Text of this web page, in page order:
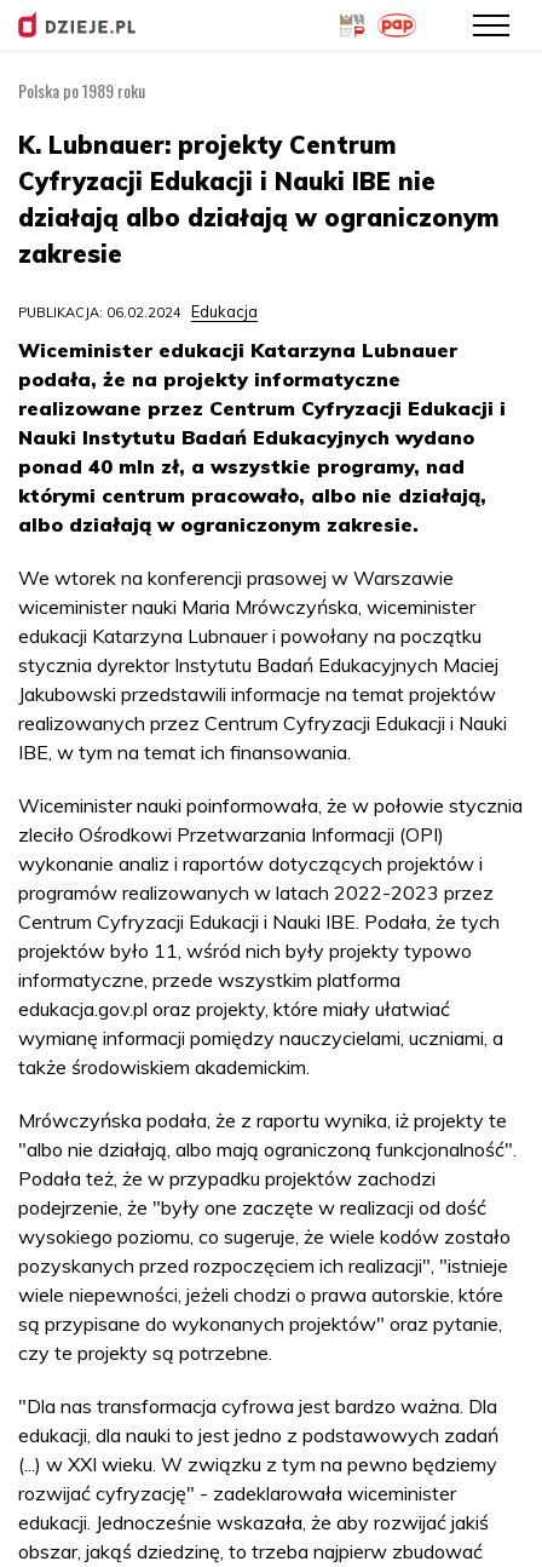
treści
Polska po 1989 roku
K. Lubnauer: projekty Centrum
Cyfryzacji Edukacji i Nauki IBE nie
działają albo działają w ograniczonym
zakresie
PUBLIKACJA: 06.02.2024 Edukacja
Wiceminister edukacji Katarzyna Lubnauer
podała, że na projekty informatyczne
realizowane przez Centrum Cyfryzacji Edukacji i
Nauki Instytutu Badań Edukacyjnych wydano
ponad 40 mln zł, a wszystkie programy, nad
którymi centrum pracowało, albo nie działają,
albo działają w ograniczonym zakresie.
We wtorek na konferencji prasowej w Warszawie
wiceminister nauki Maria Mrówczyńska, wiceminister
edukacji Katarzyna Lubnauer i powołany na początku
stycznia dyrektor Instytutu Badań Edukacyjnych Maciej
Jakubowski przedstawili informacje na temat projektów
realizowanych przez Centrum Cyfryzacji Edukacji i Nauki
IBE, w tym na temat ich finansowania.
Wiceminister nauki poinformowała, że w połowie stycznia
zleciło Ośrodkowi Przetwarzania Informacji (OPI)
wykonanie analiz i raportów dotyczących projektów i
programów realizowanych w latach 2022-2023 przez
Centrum Cyfryzacji Edukacji i Nauki IBE. Podała, że tych
projektów było 11, wśród nich były projekty typowo
informatyczne, przede wszystkim platforma
edukacja.gov.pl oraz projekty, które miały ułatwiać
wymianę informacji pomiędzy nauczycielami, uczniami, a
także środowiskiem akademickim.
Mrówczyńska podała, że z raportu wynika, iż projekty te
"albo nie działają, albo mają ograniczoną funkcjonalność".
Podała też, że w przypadku projektów zachodzi
podejrzenie, że "były one zaczęte w realizacji od dość
wysokiego poziomu, co sugeruje, że wiele kodów zostało
pozyskanych przed rozpoczęciem ich realizacji", "istnieje
wiele niepewności, jeżeli chodzi o prawa autorskie, które
są przypisane do wykonanych projektów" oraz pytanie,
czy te projekty są potrzebne.
"Dla nas transformacja cyfrowa jest bardzo ważna. Dla
edukacji, dla nauki to jest jedno z podstawowych zadań
(...) w XXI wieku. W związku z tym na pewno będziemy
rozwijać cyfryzację" - zadeklarowała wiceminister
edukacji. Jednocześnie wskazała, że aby rozwijać jakiś
obszar, jakąś dziedzinę, to trzeba najpierw zbudować